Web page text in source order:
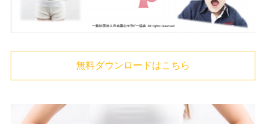
無料ダウンロードはこちら